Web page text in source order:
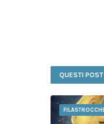
QUESTI